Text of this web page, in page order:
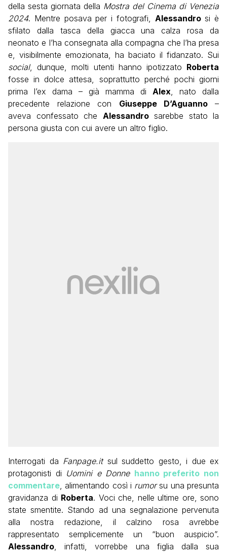
della sesta giornata della Mostra del Cinema di Venezia
2024. Mentre posava per i fotografi, Alessandrosi è
sfilato dalla tasca della giacca una calza rosa da
neonato e l’ha consegnata alla compagna che l’ha presa
e, visibilmente emozionata, ha baciato il fidanzato. Sui
social, dunque, molti utenti hanno ipotizzato Roberta
fosse in dolce attesa, soprattutto perché pochi giorni
prima l’ex dama – già mamma di Alex, nato dalla
precedente relazione con Giuseppe D’Aguanno–
aveva confessato che Alessandrosarebbe stato la
persona giusta con cui avere un altro figlio.
Interrogati da Fanpage.itsul suddetto gesto, i due ex
protagonisti di Uomini e Donne hanno preferito non
commentare, alimentando così i rumorsu una presunta
gravidanza di Roberta. Voci che, nelle ultime ore, sono
state smentite. Stando ad una segnalazione pervenuta
alla nostra redazione, il calzino rosa avrebbe
rappresentato semplicemente un “buon auspicio”.
Alessandro, infatti, vorrebbe una figlia dalla sua